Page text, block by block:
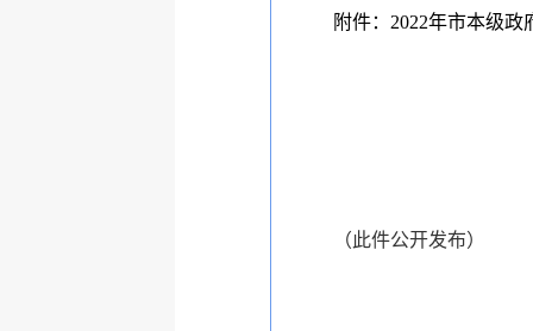
附件： 2022年市本级政
（此件公开发布）